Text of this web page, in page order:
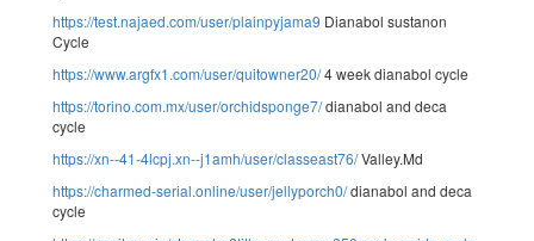
https://test.najaed.com/user/plainpyjama9 Dianabol sustanon
Cycle
https://www.argfx1.com/user/quitowner20/4 week dianabol cycle
https://torino.com.mx/user/orchidsponge7/dianabol and deca
cycle
https://xn--41-4lcpj.xn--j1amh/user/classeast76/Valley.Md
https://charmed-serial.online/user/jellyporch0/dianabol and deca
cycle